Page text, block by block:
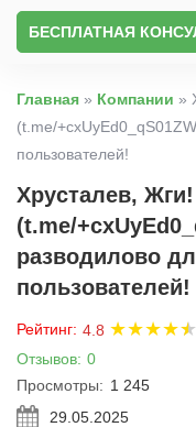
БЕСПЛАТНАЯ
Главная » Компании »
(t.me/
пользователей!
Хрусталев, Жги!
(t.me/
разводилово
пользователей!
Рейтинг: 4.8 ★★★★★
★
Отзывов: 0
Просмотры: 1 245
29.05.2025